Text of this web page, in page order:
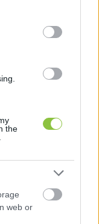
in below Google
the
web or
egyesület
távozását,
Rendszere
olyan
József a
a
Sándor is, aki
be, és
azt
KDNP-ben